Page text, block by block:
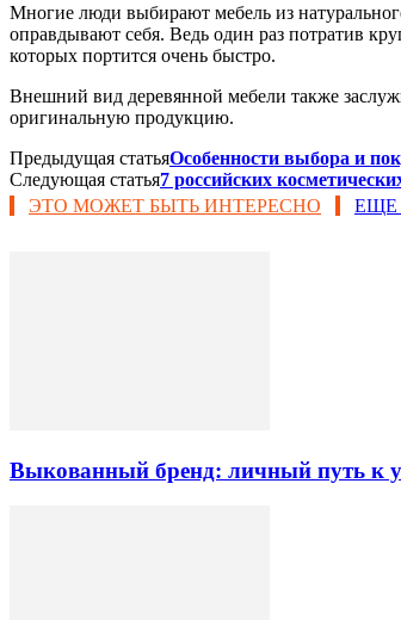
Многие люди выбирают мебель из
оправдывают себя. Ведь один раз потратив
которых портится очень быстро.
Внешний вид деревянной мебели также
оригинальную продукцию.
Предыдущая статьяОсобенности выбора и
Следующая статья7 российских
ЭТО МОЖЕТ БЫТЬ ИНТЕРЕСНО
ЕЩЕ
Выкованный бренд: личный путь к